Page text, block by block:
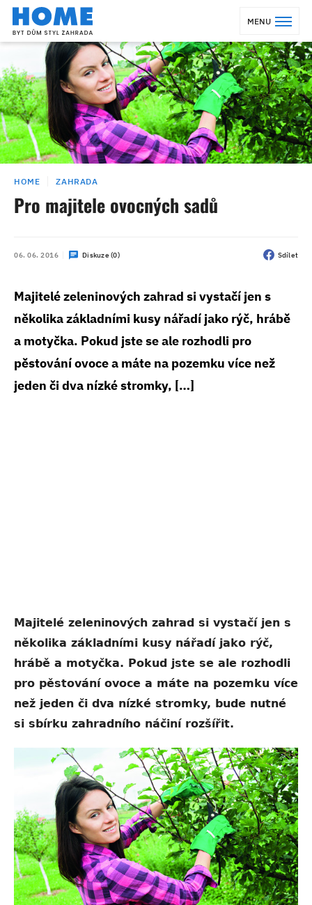
MENU
HOME ZAHRADA
Pro majitele ovocných sadů
06. 06. 2016 Diskuze (0) Sdílet
Majitelé zeleninových zahrad si vystačí jen s
několika základními kusy nářadí jako rýč, hrábě
a motyčka. Pokud jste se ale rozhodli pro
pěstování ovoce a máte na pozemku více než
jeden či dva nízké stromky, […]
Majitelé zeleninových zahrad si vystačí jen s
několika základními kusy nářadí jako rýč,
hrábě a motyčka. Pokud jste se ale rozhodli
pro pěstování ovoce a máte na pozemku více
než jeden či dva nízké stromky, bude nutné
si sbírku zahradního náčiní rozšířit.